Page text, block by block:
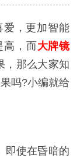
爱，更加智能
高，而大牌镜
，那么大家知
吗?小编就给
即使在昏暗的